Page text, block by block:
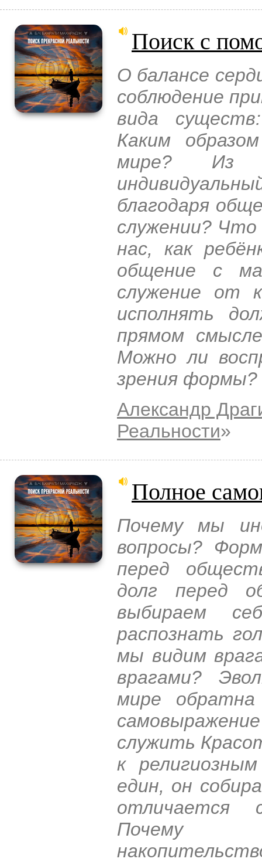
Поиск с
О балансе
соблюдение
вида
Каким
мире? Из
благодаря
служении? Что
нас, как
общение с
служение от
исполнять
прямом
Можно ли
зрения формы?
Александр
Реальности»
Полное
Почему мы
вопросы?
перед
долг перед
выбираем
распознать
мы видим
врагами?
мире
служить
к
един, он
отличается
Почему